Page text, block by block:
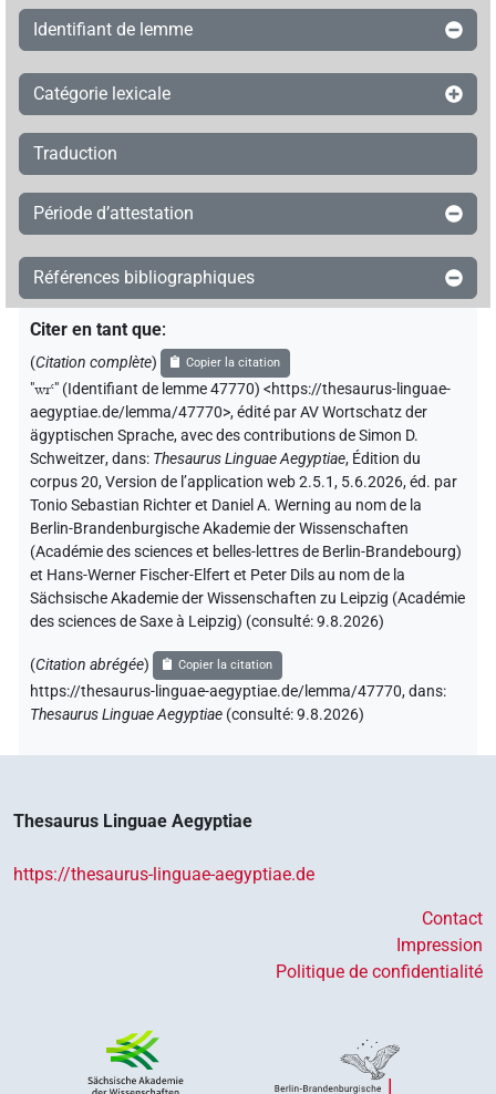
Identifiant de lemme
Catégorie lexicale
Traduction
Période d’attestation
Références bibliographiques
Citer en tant que:
(Citation complète) Copier la citation
"wrꜥ" (Identifiant de lemme 47770) <https://thesaurus-linguae-
aegyptiae.de/lemma/47770>,édité par AV Wortschatz der
ägyptischen Sprache,avec des contributions deSimon D.
Schweitzer,dans: Thesaurus Linguae Aegyptiae, Édition du
corpus 20, Version de l’application web 2.5.1, 5.6.2026, éd. par
Tonio Sebastian Richter et Daniel A. Werning au nom de la
Berlin-Brandenburgische Akademie der Wissenschaften
(Académie des sciences et belles-lettres de Berlin-Brandebourg)
et Hans-Werner Fischer-Elfert et Peter Dils au nom de la
Sächsische Akademie der Wissenschaften zu Leipzig (Académie
des sciences de Saxe à Leipzig) (consulté:9.8.2026)
(Citation abrégée) Copier la citation
https://thesaurus-linguae-aegyptiae.de/lemma/47770,dans:
Thesaurus Linguae Aegyptiae (consulté:9.8.2026)
Thesaurus Linguae Aegyptiae
https://thesaurus-linguae-aegyptiae.de
Contact
Impression
Politique de confidentialité